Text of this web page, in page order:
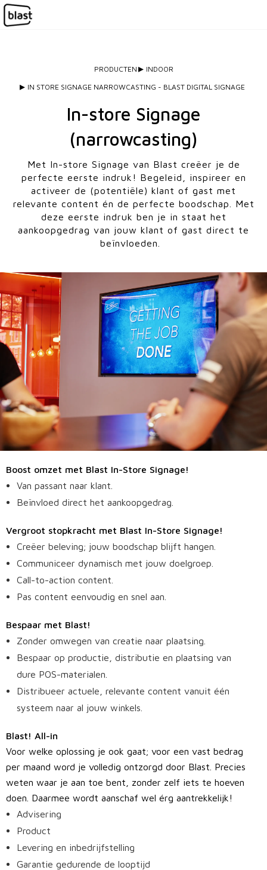
PRODUCTEN
INDOOR
IN STORE SIGNAGE NARROWCASTING - BLAST DIGITAL SIGNAGE
In-store Signage
(narrowcasting)
Met In-store Signage van Blast creëer je de
perfecte eerste indruk! Begeleid, inspireer en
activeer de (potentiële) klant of gast met
relevante content én de perfecte boodschap. Met
deze eerste indruk ben je in staat het
aankoopgedrag van jouw klant of gast direct te
beïnvloeden.
Boost omzet met Blast In-Store Signage!
Van passant naar klant.
Beïnvloed direct het aankoopgedrag.
Vergroot stopkracht met Blast In-Store Signage!
Creëer beleving; jouw boodschap blijft hangen.
Communiceer dynamisch met jouw doelgroep.
Call-to-action content.
Pas content eenvoudig en snel aan.
Bespaar met Blast!
Zonder omwegen van creatie naar plaatsing.
Bespaar op productie, distributie en plaatsing van
dure POS-materialen.
Distribueer actuele, relevante content vanuit één
systeem naar al jouw winkels.
Blast! All-in
Voor welke oplossing je ook gaat; voor een vast bedrag
per maand word je volledig ontzorgd door Blast. Precies
weten waar je aan toe bent, zonder zelf iets te hoeven
doen. Daarmee wordt aanschaf wel érg aantrekkelijk!
Advisering
Product
Levering en inbedrijfstelling
Garantie gedurende de looptijd